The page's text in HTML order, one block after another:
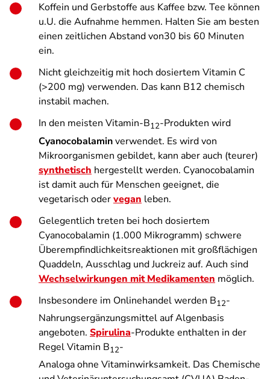
Koffein und Gerbstoffe aus Kaffee bzw. Tee können
u.U. die Aufnahme hemmen. Halten Sie am besten
einen zeitlichen Abstand von30 bis 60 Minuten
ein.
Nicht gleichzeitig mit hoch dosiertem Vitamin C
(>200 mg) verwenden. Das kann B12 chemisch
instabil machen.
In den meisten Vitamin-B12-Produkten wird
Cyanocobalaminverwendet. Es wird von
Mikroorganismen gebildet, kann aber auch (teurer)
synthetisch hergestellt werden. Cyanocobalamin
ist damit auch für Menschen geeignet, die
vegetarisch odervegan leben.
Gelegentlich treten bei hoch dosiertem
Cyanocobalamin (1.000 Mikrogramm) schwere
Überempfindlichkeitsreaktionen mit großflächigen
Quaddeln, Ausschlag und Juckreiz auf. Auch sind
Wechselwirkungen mit Medikamenten möglich.
Insbesondere im Onlinehandel werden B12-
Nahrungsergänzungsmittel auf Algenbasis
angeboten. Spirulina-Produkte enthalten in der
Regel Vitamin B12-
Analoga ohne Vitaminwirksamkeit. Das Chemische